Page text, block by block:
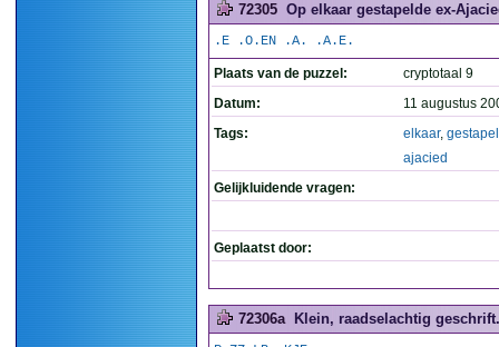
72305 Op elkaar gestapelde ex-
.E .O.EN .A. .A.E.
Plaats van de puzzel:
cryptotaal 9
Datum:
11 augustus
Tags:
elkaar,
ajacied
Gelijkluidende vragen:
Geplaatst door:
72306a Klein, raadselachtig